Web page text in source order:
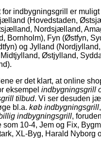
for indbygningsgrill er
(Hovedstaden,
Nordsjælland,
Bornholm), Fyn (Østfyn,
og Jylland
Østjylland,
er det klart, at online
eksempel indbygningsgrill
tilbud. Vi ser desuden
bl.a. køb indbygningsgrill,
indbygningsgrill,
som 10-4, Jem og Fix,
XL-Byg, Harald Nyborg